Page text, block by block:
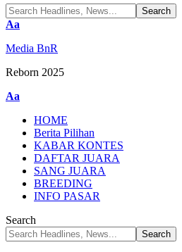
Font
Aa
Media BnR
Reborn 2025
Font
Aa
HOME
Berita Pilihan
KABAR KONTES
DAFTAR JUARA
SANG JUARA
BREEDING
INFO PASAR
Search